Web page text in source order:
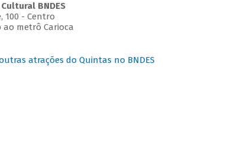
BNDES
100 - Centro
ao metrô Carioca
atrações do Quintas no BNDES